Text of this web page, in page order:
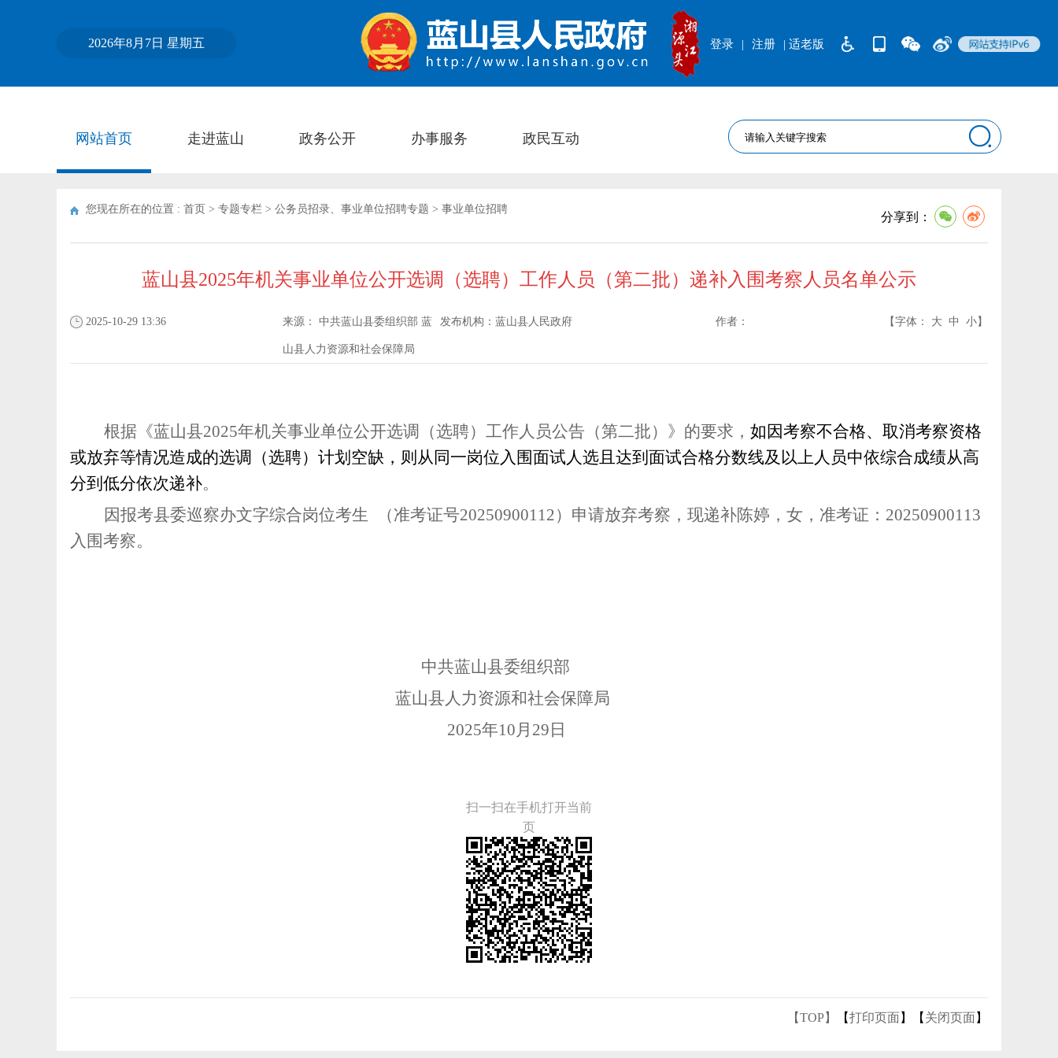
2026年8月7日 星期五 | 适老版
登录 | 注册
网站首页 走进蓝山 政务公开 办事服务 政民互动
您现在所在的位置 : 首页 > 专题专栏 > 公务员招录、事业单位招聘专题 > 事业单位招聘
分享到：
蓝山县2025年机关事业单位公开选调（选聘）工作人员（第二批）递补入围考察人员名单公示
2025-10-29 13:36 来源： 中共蓝山县委组织部 蓝
山县人力资源和社会保障局
发布机构： 蓝山县人民政府 作者： 【字体： 大 中 小】
根据《蓝山县2025年机关事业单位公开选调（选聘） 工作人员公告 （第二批） 》的要求， 如因考察不合格、取消考察资格
或放弃等情况造成的选调（选聘）计划空缺，则从同一岗位入围面试人选且达到面试合格分数线及以上人员中依综合成绩从高
分到低分依次递补。
因报考县委巡察办文字综合岗位考生 （准考证号20250900112）申请放弃考察，现递补陈婷，女，准考证：20250900113
入围考察。
中共蓝山县委组织部
蓝山县人力资源和社会保障局
2025年10月29日
扫一扫在手机打开当前
页
【TOP】 【打印页面】【 关闭页面】